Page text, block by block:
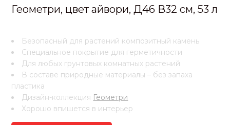
Геометри, цвет айвори, Д46 В32 см, 53 л
Безопасный для растений композитный камень
Специальное покрытие для герметичности
Для любых грунтовых комнатных растений
В составе природные материалы – без запаха
пластика
Дизайн-коллекция Геометри
Хорошо впишется в интерьер